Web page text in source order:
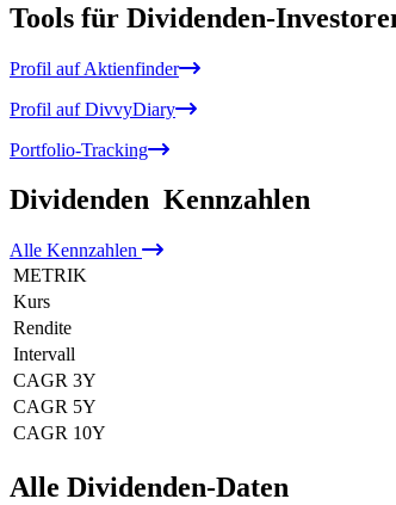
Tools für Dividenden-
Profil auf Aktienfinder
Profil auf DivvyDiary
Portfolio-Tracking
Dividenden Kennzahlen
Alle Kennzahlen
METRIK
Kurs
Rendite
Intervall
CAGR 3Y
CAGR 5Y
CAGR 10Y
Alle Dividenden-Daten